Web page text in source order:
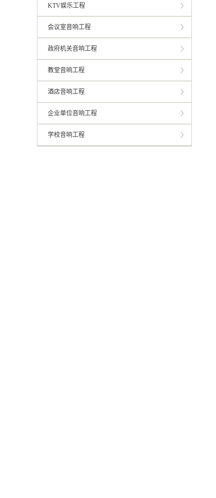
KTV娱乐工程
会议室音响工程
政府机关音响工程
教堂音响工程
酒店音响工程
企业单位音响工程
学校音响工程